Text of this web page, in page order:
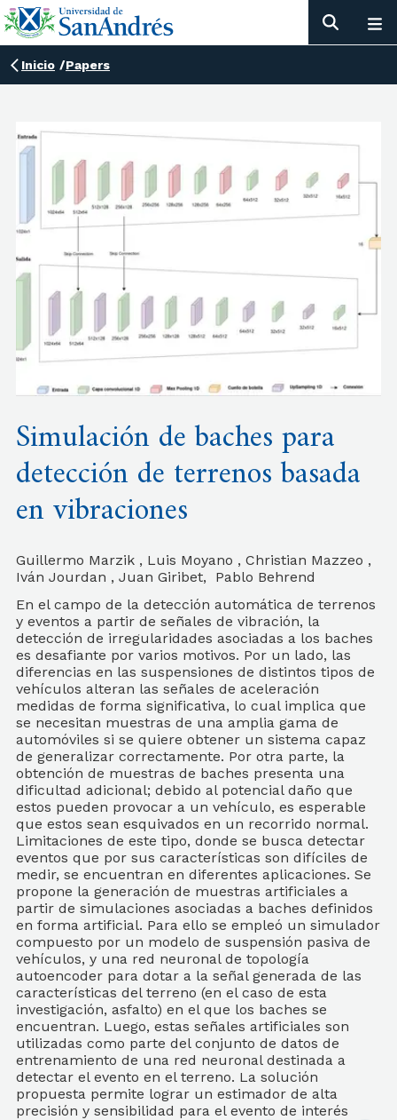
Inicio /Papers
Simulación de baches para
detección de terrenos basada
en vibraciones
Guillermo Marzik , Luis Moyano , Christian Mazzeo ,
Iván Jourdan , Juan Giribet, Pablo Behrend
En el campo de la detección automática de terrenos
y eventos a partir de señales de vibración, la
detección de irregularidades asociadas a los baches
es desafiante por varios motivos. Por un lado, las
diferencias en las suspensiones de distintos tipos de
vehículos alteran las señales de aceleración
medidas de forma significativa, lo cual implica que
se necesitan muestras de una amplia gama de
automóviles si se quiere obtener un sistema capaz
de generalizar correctamente. Por otra parte, la
obtención de muestras de baches presenta una
dificultad adicional; debido al potencial daño que
estos pueden provocar a un vehículo, es esperable
que estos sean esquivados en un recorrido normal.
Limitaciones de este tipo, donde se busca detectar
eventos que por sus características son difíciles de
medir, se encuentran en diferentes aplicaciones. Se
propone la generación de muestras artificiales a
partir de simulaciones asociadas a baches definidos
en forma artificial. Para ello se empleó un simulador
compuesto por un modelo de suspensión pasiva de
vehículos, y una red neuronal de topología
autoencoder para dotar a la señal generada de las
características del terreno (en el caso de esta
investigación, asfalto) en el que los baches se
encuentran. Luego, estas señales artificiales son
utilizadas como parte del conjunto de datos de
entrenamiento de una red neuronal destinada a
detectar el evento en el terreno. La solución
propuesta permite lograr un estimador de alta
precisión y sensibilidad para el evento de interés